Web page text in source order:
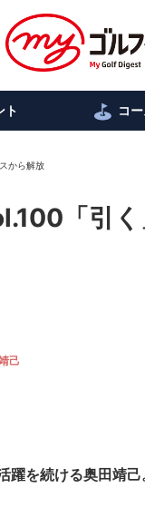
ト コ
から解放
「引
己
躍を続ける奥田靖